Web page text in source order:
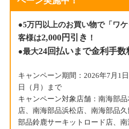
●5万円以上のお買い物で「ワ
客様は2,000円引き ！
●最大24回払いまで金利手数
キャンペーン期間：2026年7月1
日（月）まで
キャンペーン対象店舗：南海部
店、南海部品浜松店、南海部品
部品鈴鹿サーキットロード店、南